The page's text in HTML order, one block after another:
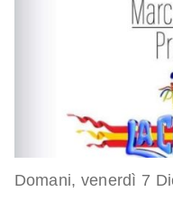
Domani, venerdì 7